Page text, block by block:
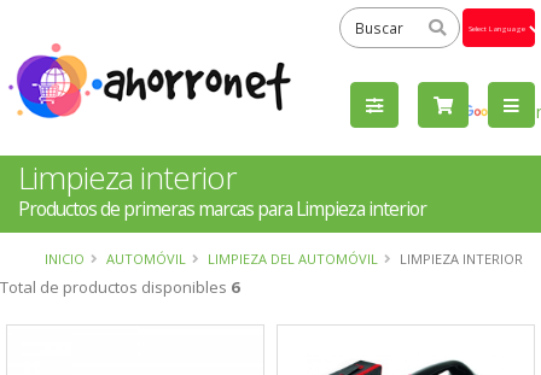
by
Limpieza interior
Productos de primeras marcas para Limpieza interior
INICIO AUTOMÓVIL LIMPIEZA DEL AUTOMÓVIL LIMPIEZA INTERIOR
Total de productos disponibles 6